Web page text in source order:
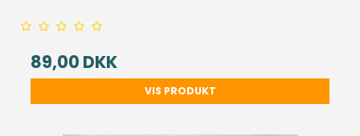
89,00 DKK
VIS PRODUKT